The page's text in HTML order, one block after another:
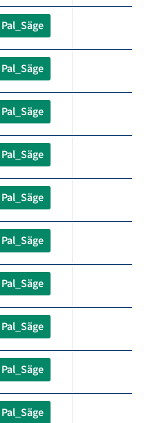
Pal_Säge
Pal_Säge
Pal_Säge
Pal_Säge
Pal_Säge
Pal_Säge
Pal_Säge
Pal_Säge
Pal_Säge
Pal_Säge